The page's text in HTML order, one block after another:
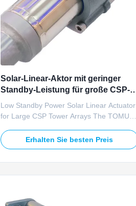
Solar-Linear-Aktor mit geringer
Standby-Leistung für große CSP-
Turmarrays
Low Standby Power Solar Linear Actuator
for Large CSP Tower Arrays The TOMUU
actuator minimizes idle power
consumption for large multi-mirror CSP
Erhalten Sie besten Preis